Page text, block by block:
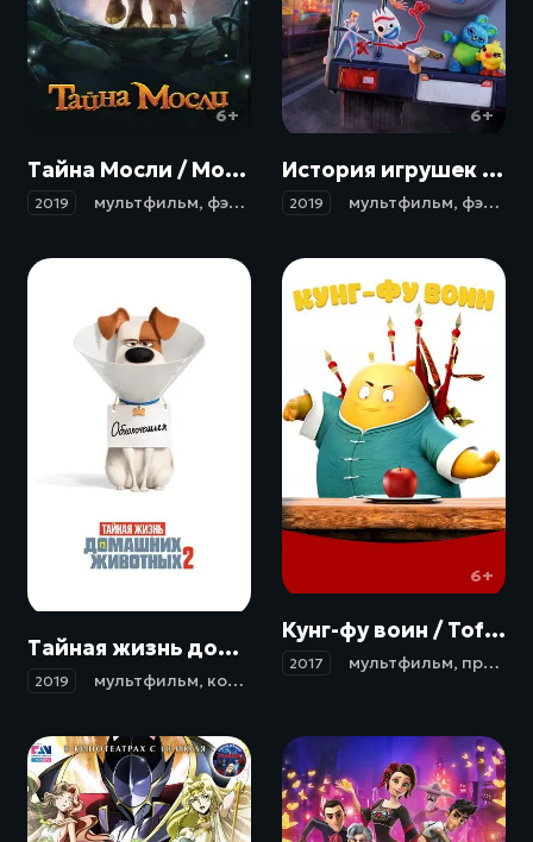
6+
Тайна Мосли / Mosley (2019)
2019 мультфильм, фэнтези приключения,семейный
6+
История игрушек 4 / Toy Story 4 (2019)
2019 мультфильм, фэнтези
Тайная жизнь домашних животных 2 / The Secret Life of Pets 2 (2019)
2019 мультфильм, комедия ,приключения
6+
Кунг-фу воин / Tofu (2017)
2017 мультфильм, приключения